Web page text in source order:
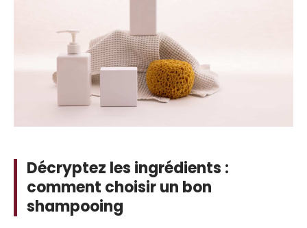
Décryptez les ingrédients :
comment choisir un bon
shampooing